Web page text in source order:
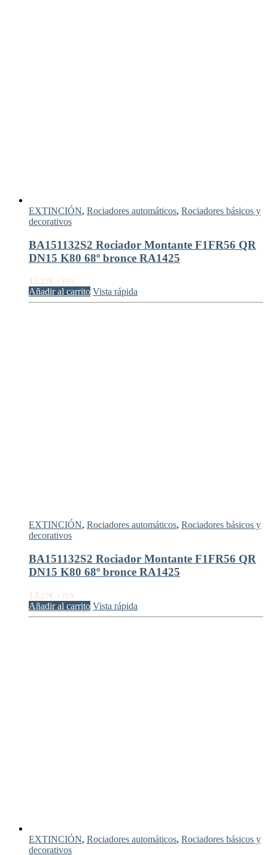
EXTINCIÓN, Rociadores automáticos, Rociadores básicos y
decorativos
BA151132S2 Rociador Montante F1FR56 QR
DN15 K80 68º bronce RA1425
13,27€ + IVA
Añadir al carrito Vista rápida
EXTINCIÓN, Rociadores automáticos, Rociadores básicos y
decorativos
BA151132S2 Rociador Montante F1FR56 QR
DN15 K80 68º bronce RA1425
13,27€ + IVA
Añadir al carrito Vista rápida
EXTINCIÓN, Rociadores automáticos, Rociadores básicos y
decorativos